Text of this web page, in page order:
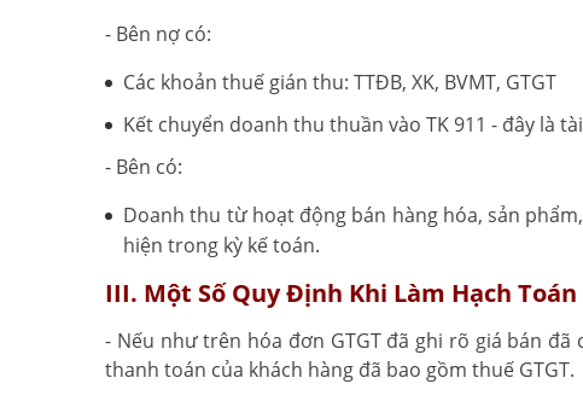
- Bên nợ có:
Các khoản thuế gián thu: TTĐB, XK, BVMT, GTGT
Kết chuyển doanh thu thuần vào TK 911 - đây là
- Bên có:
Doanh thu từ hoạt động bán hàng hóa, sản
hiện trong kỳ kế toán.
III. Một Số Quy Định Khi Làm Hạch
- Nếu như trên hóa đơn GTGT đã ghi rõ giá bán
thanh toán của khách hàng đã bao gồm thuế GTGT.